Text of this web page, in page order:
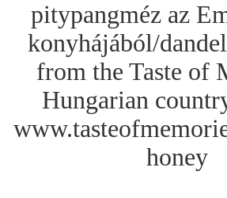
pitypangméz az
konyhájából/
from the Taste of
Hungarian
honey